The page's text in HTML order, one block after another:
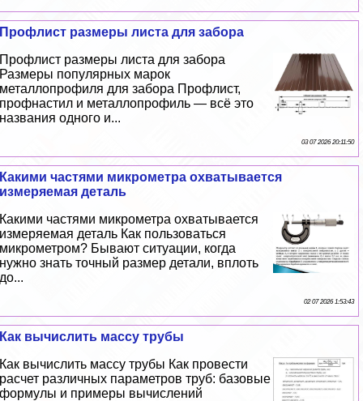
Профлист размеры листа для забора
Профлист размеры листа для забора
Размеры популярных марок
металлопрофиля для забора Профлист,
профнастил и металлопрофиль — всё это
названия одного и...
03 07 2026 20:11:50
Какими частями микрометра охватывается
измеряемая деталь
Какими частями микрометра охватывается
измеряемая деталь Как пользоваться
микрометром? Бывают ситуации, когда
нужно знать точный размер детали, вплоть
до...
02 07 2026 1:53:43
Как вычислить массу трубы
Как вычислить массу трубы Как провести
расчет различных параметров труб: базовые
формулы и примеры вычислений